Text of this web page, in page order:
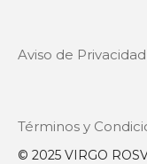
Aviso de Privacidad
Términos y
© 2025 VIRGO